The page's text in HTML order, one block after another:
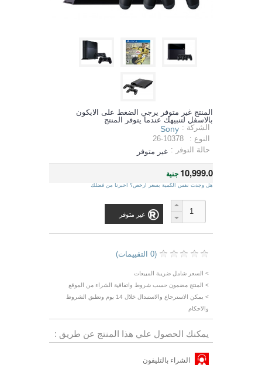
المنتج غير متوفر يرجي الضغط على الايكون
بالاسفل لتنبيهك عندما يتوفر المنتج
الشركة : Sony
النوع :
26-10378
حالة التوفر : غير متوفر
10,999.0 جنية
هل وجدت نفس الكمية بسعر ارخص؟ اخبرنا من فضلك
غير متوفر
(0 التقييمات)
> السعر شامل ضريبة المبيعات
> المنتج مضمون حسب شروط واتفاقية الشراء من الموقع
> يمكن الاسترجاع والاستبدال خلال 14 يوم وتطبق الشروط
والاحكام
يمكنك الحصول علي هذا المنتج عن طريق :
الشراء بالتليفون